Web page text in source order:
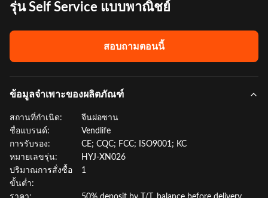
รุ่น Self Service แบบพาณิชย์
สอบถามตอนนี้
ข้อมูลจำเพาะของผลิตภัณฑ์
สถานที่กำเนิด:
จีนฝอซาน
ชื่อแบรนด์:
Vendlife
การรับรอง:
CE; CQC; FCC; ISO9001; KC
หมายเลขรุ่น:
HYJ-XN026
ปริมาณการสั่งซื้อ
ขั้นต่ำ:
1